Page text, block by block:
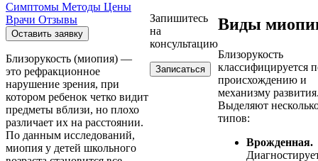
Симптомы Методы Цены
Врачи Отзывы
Оставить заявку
Близорукость (миопия) —
это рефракционное
нарушение зрения, при
котором ребенок четко видит
предметы вблизи, но плохо
различает их на расстоянии.
По данным исследований,
миопия у детей школьного
Запишитесь
на
консультацию
Записаться
Виды
Близорукость
классифицируется
происхождению и
механизму
Выделяют
типов:
Врожденная.